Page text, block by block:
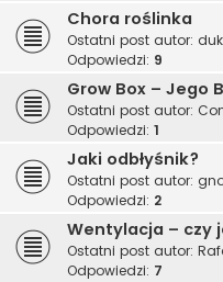
Chora roślinka
Ostatni post autor:
Odpowiedzi: 9
Grow Box – Jego
Ostatni post autor:
Odpowiedzi: 1
Jaki odbłyśnik?
Ostatni post autor:
Odpowiedzi: 2
Wentylacja – czy
Ostatni post autor:
Odpowiedzi: 7